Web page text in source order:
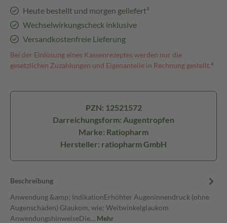
Heute bestellt und morgen geliefert³
Wechselwirkungscheck inklusive
Versandkostenfreie Lieferung
Bei der Einlösung eines Kassenrezeptes werden nur die
gesetzlichen Zuzahlungen und Eigenanteile in Rechnung gestellt.⁴
PZN: 12521572
Darreichungsform: Augentropfen
Marke: Ratiopharm
Hersteller: ratiopharm GmbH
Beschreibung
Anwendung &amp; IndikationErhöhter Augeninnendruck (ohne
Augenschäden) Glaukom, wie: Weitwinkelglaukom
AnwendungshinweiseDie… Mehr